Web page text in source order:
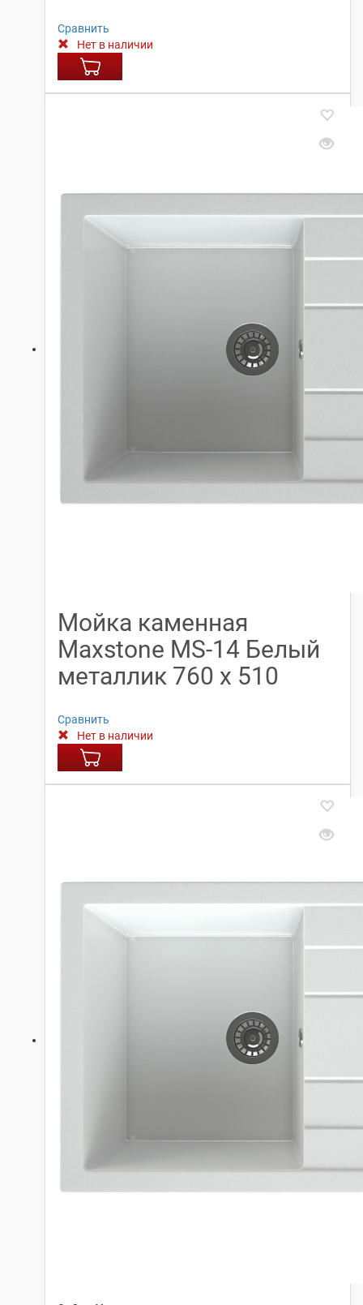
Сравнить
Нет в наличии
Мойка каменная
Maxstone МS-14 Белый
металлик 760 х 510
Сравнить
Нет в наличии